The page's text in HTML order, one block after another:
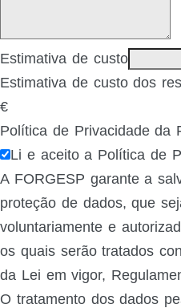
Estimativa de custo
Estimativa de custo dos
€
Política de Privacidade da
Li e aceito a Política de
A FORGESP garante a
proteção de dados, que
voluntariamente e
os quais serão tratados
da Lei em vigor,
O tratamento dos dados